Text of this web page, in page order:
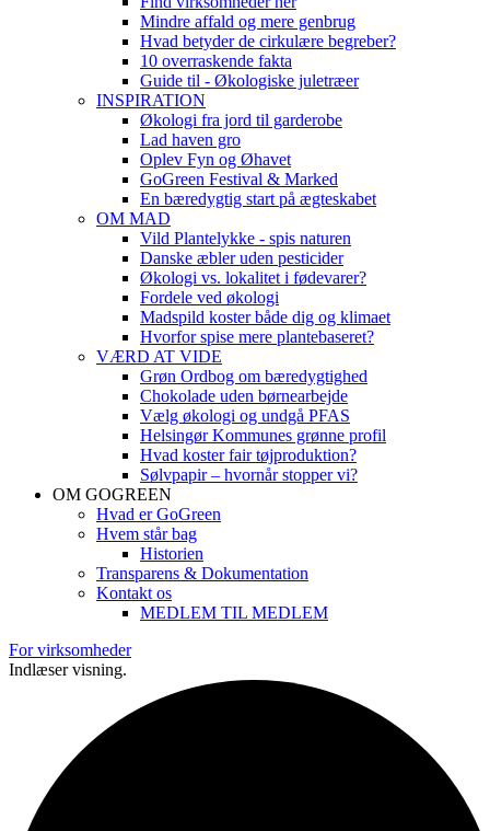
Mindre affald og mere genbrug
Hvad betyder de cirkulære begreber?
10 overraskende fakta
Guide til - Økologiske juletræer
INSPIRATION
Økologi fra jord til garderobe
Lad haven gro
Oplev Fyn og Øhavet
GoGreen Festival & Marked
En bæredygtig start på ægteskabet
OM MAD
Vild Plantelykke - spis naturen
Danske æbler uden pesticider
Økologi vs. lokalitet i fødevarer?
Fordele ved økologi
Madspild koster både dig og klimaet
Hvorfor spise mere plantebaseret?
VÆRD AT VIDE
Grøn Ordbog om bæredygtighed
Chokolade uden børnearbejde
Vælg økologi og undgå PFAS
Helsingør Kommunes grønne profil
Hvad koster fair tøjproduktion?
Sølvpapir – hvornår stopper vi?
OM GOGREEN
Hvad er GoGreen
Hvem står bag
Historien
Transparens & Dokumentation
Kontakt os
MEDLEM TIL MEDLEM
For virksomheder
Indlæser visning.